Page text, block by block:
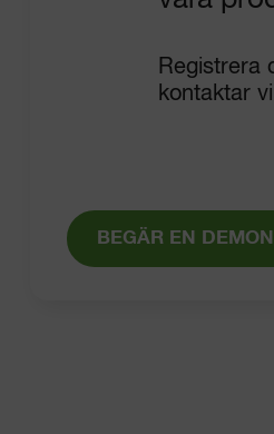
Registrera
kontaktar
BEGÄR EN